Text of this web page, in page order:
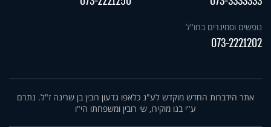
נופשים וסמינרים בחו"ל
073-2221202
אתר הידברות החדש מוקדש לע"נ כלאפו גדעון רובין בן שרינה ז"ל. נתרם
ע"י בנו מוקירו, שי רובין ומשפחתו הי"ו